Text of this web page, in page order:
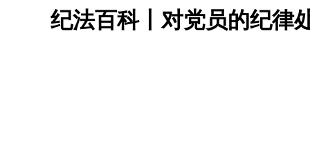
纪法百科丨对党员的纪律